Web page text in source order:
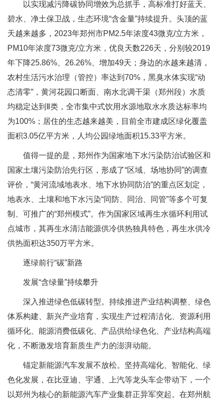
以实现减污降碳协同增效为总抓手，高标准打好蓝天、
碧水、净土保卫战，生态环境“含金量”持续提升。头顶的蓝
天越来越多，2023年郑州市PM2.5年浓度43微克/立方米，
PM10年浓度73微克/立方米，优良天数226天，分别较2019
年下降25.86%、26.26%、增加49天；身边的水越来越清，
农村生活污水治理（管控）率达到70%，黑臭水体实现“动
态清零”，黄河花园口断面、南水北调干渠（郑州段）水质
均稳定达到Ⅱ类，全市集中式饮用水源地取水水质达标率均
为100%；居住的生态越来越美，目前全市建成区绿化覆盖
面积3.05亿平方米，人均公园绿地面积15.33平方米。
值得一提的是，郑州作为国家地下水污染防治试验区和
国家土壤污染防治先行区，形成了“区域、场地协同”的调查
评价，“黄河流域地表水、地下水协同防治”的重点区划定，
地表水、土壤和地下水污染“同防、同治、同管”等多个可复
制、可推广的“郑州模式”。作为国家区域再生水循环利用试
点城市，其再生水清洁能源供冷供热独具特色，再生水供冷
供热面积达350万平方米。
逐绿前行“碳”新路
发展“含绿量”持续攀升
深入推进绿色低碳转型。持续推进产业结构调整、绿色
体系构建、新兴产业培育，实现生产过程清洁化、资源利用
循环化、能源消费低碳化、产品供给绿色化、产业结构高端
化，不断激发培育新质生产力的澎湃动能。
锚定新能源汽车发展不放松。坚持高端化、智能化、绿
色化发展，在比亚迪、宇通、上汽等龙头车企带动下，一个
以郑州为核心的新能源汽车产业集群正异军突起。在郑州航